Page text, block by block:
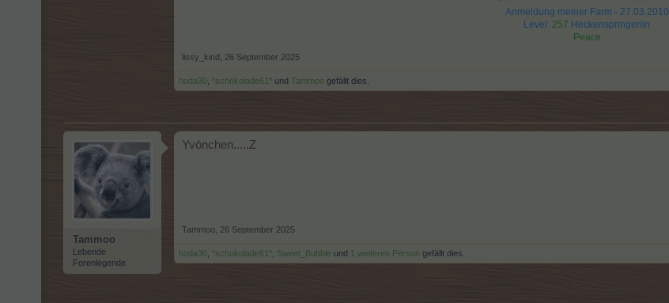
Anmeldung meiner Farm - 27.03.2010
Level: 257 Heckenspringer/in
Peace
lissy_kind 26 September 2025
hoda30 *schokolade61* und Tammoo gefällt dies.
Tammoo
Lebende
Forenlegende
Yvönchen.....Z
Tammoo 26 September 2025
hoda30 *schokolade61* Sweet_Bubble und 1 weiteren Person gefällt dies.